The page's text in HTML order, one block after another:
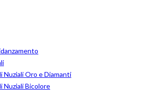
Nuziali Oro e Diamanti
Nuziali Bicolore